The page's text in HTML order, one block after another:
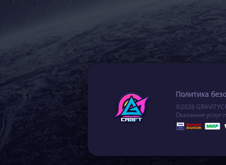
Политика
©2026
Оказание услуг